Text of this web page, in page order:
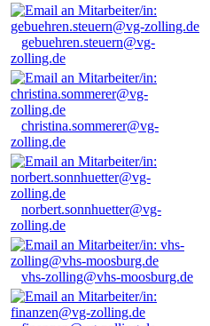
gebuehren.steuern@vg-
zolling.de
christina.sommerer@vg-
zolling.de
norbert.sonnhuetter@vg-
zolling.de
vhs-zolling@vhs-moosburg.de